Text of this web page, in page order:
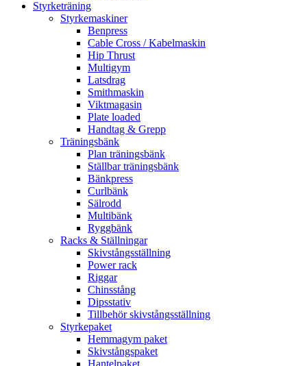
Styrketräning
Styrkemaskiner
Benpress
Cable Cross / Kabelmaskin
Hip Thrust
Multigym
Latsdrag
Smithmaskin
Viktmagasin
Plate loaded
Handtag & Grepp
Träningsbänk
Plan träningsbänk
Ställbar träningsbänk
Bänkpress
Curlbänk
Sälrodd
Multibänk
Ryggbänk
Racks & Ställningar
Skivstångsställning
Power rack
Riggar
Chinsstång
Dipsstativ
Tillbehör skivstångsställning
Styrkepaket
Hemmagym paket
Skivstångspaket